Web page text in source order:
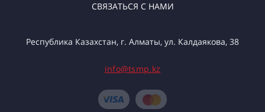
СВЯЗАТЬСЯ С НАМИ
Республика Казахстан, г. Алматы, ул. Калдаякова, 38
info@tsmp.kz